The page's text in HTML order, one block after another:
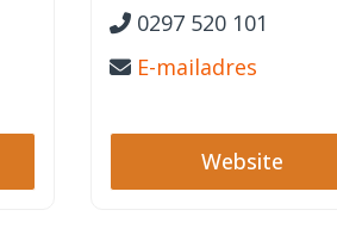
0297 520 101
E-mailadres
Website